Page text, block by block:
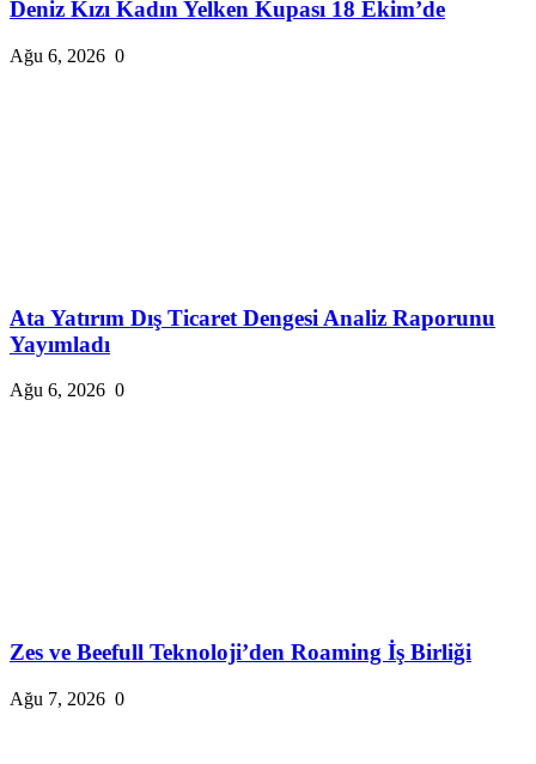
Deniz Kızı Kadın Yelken Kupası 18 Ekim’de
Ağu 6, 2026 0
Ata Yatırım Dış Ticaret Dengesi Analiz Raporunu
Yayımladı
Ağu 6, 2026 0
Zes ve Beefull Teknoloji’den Roaming İş Birliği
Ağu 7, 2026 0